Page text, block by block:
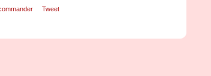
Tweet